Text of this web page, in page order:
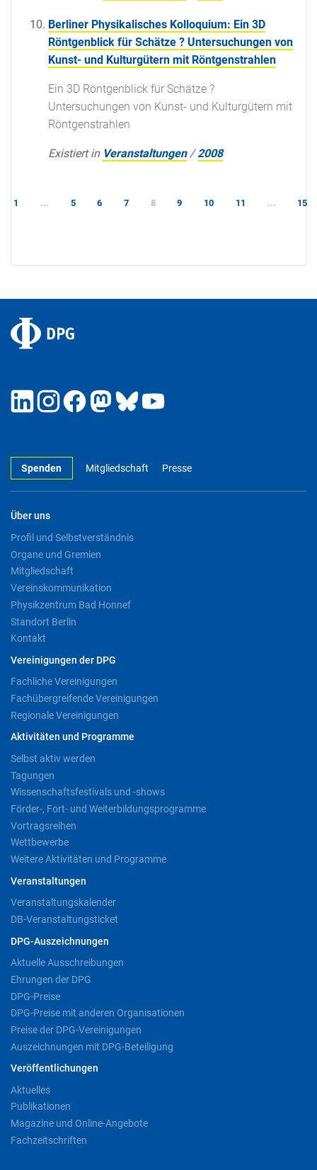
Berliner Physikalisches Kolloquium: Ein 3D
Röntgenblick für Schätze ? Untersuchungen von
Kunst- und Kulturgütern mit Röntgenstrahlen
Ein 3D Röntgenblick für Schätze ?
Untersuchungen von Kunst- und Kulturgütern mit
Röntgenstrahlen
Existiert in Veranstaltungen /2008
1 ... 5 6 7 8 9 10 11 ... 15
Spenden Mitgliedschaft Presse
Über uns
Profil und Selbstverständnis
Organe und Gremien
Mitgliedschaft
Vereinskommunikation
Physikzentrum Bad Honnef
Standort Berlin
Kontakt
Vereinigungen der DPG
Fachliche Vereinigungen
Fachübergreifende Vereinigungen
Regionale Vereinigungen
Aktivitäten und Programme
Selbst aktiv werden
Tagungen
Wissenschaftsfestivals und -shows
Förder-, Fort- und Weiterbildungsprogramme
Vortragsreihen
Wettbewerbe
Weitere Aktivitäten und Programme
Veranstaltungen
Veranstaltungskalender
DB-Veranstaltungsticket
DPG-Auszeichnungen
Aktuelle Ausschreibungen
Ehrungen der DPG
DPG-Preise
DPG-Preise mit anderen Organisationen
Preise der DPG-Vereinigungen
Auszeichnungen mit DPG-Beteiligung
Veröffentlichungen
Aktuelles
Publikationen
Magazine und Online-Angebote
Fachzeitschriften